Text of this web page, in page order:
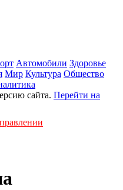
Автомобили Здоровье
Мир Культура Общество
сайта. Перейти на